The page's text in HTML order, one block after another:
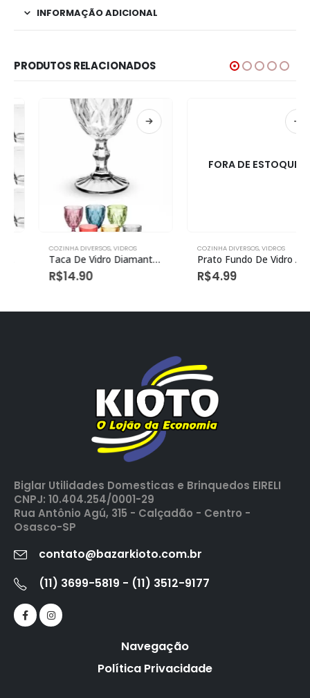
INFORMAÇÃO ADICIONAL
PRODUTOS RELACIONADOS
COZINHA DIVERSOS,VIDROS
Taca De Vidro Diamante Medio 340ml
14.90
FORA DE ESTOQUE
COZINHA DIVERSOS,VIDROS
Prato Fundo De Vidro Azul Flores 9″ 22cm
4.99
Biglar Utilidades Domesticas e Brinquedos EIRELI
CNPJ: 10.404.254/0001-29
Rua Antônio Agú, 315 - Calçadão - Centro -
Osasco-SP
contato@bazarkioto.com.br
(11) 3699-5819 - (11) 3512-9177
Navegação
Política Privacidade